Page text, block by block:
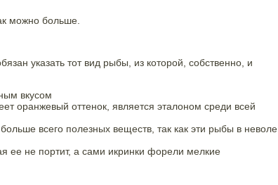
можно больше.
указать тот вид рыбы, из которой, собственно, и
вкусом
оранжевый оттенок, является эталоном среди всей
всего полезных веществ, так как эти рыбы в неволе
ее не портит, а сами икринки форели мелкие